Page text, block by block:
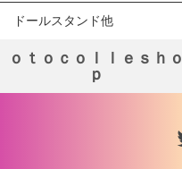
ドールスタンド他
ｏｔｏｃｏｌｌｅｓｈｏ
ｐ